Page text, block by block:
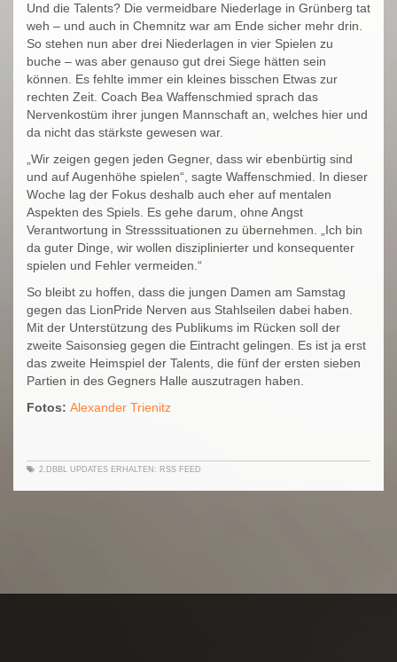
Und die Talents? Die vermeidbare Niederlage in Grünberg tat
weh – und auch in Chemnitz war am Ende sicher mehr drin.
So stehen nun aber drei Niederlagen in vier Spielen zu
buche – was aber genauso gut drei Siege hätten sein
können. Es fehlte immer ein kleines bisschen Etwas zur
rechten Zeit. Coach Bea Waffenschmied sprach das
Nervenkostüm ihrer jungen Mannschaft an, welches hier und
da nicht das stärkste gewesen war.
„Wir zeigen gegen jeden Gegner, dass wir ebenbürtig sind
und auf Augenhöhe spielen“, sagte Waffenschmied. In dieser
Woche lag der Fokus deshalb auch eher auf mentalen
Aspekten des Spiels. Es gehe darum, ohne Angst
Verantwortung in Stresssituationen zu übernehmen. „Ich bin
da guter Dinge, wir wollen disziplinierter und konsequenter
spielen und Fehler vermeiden.“
So bleibt zu hoffen, dass die jungen Damen am Samstag
gegen das LionPride Nerven aus Stahlseilen dabei haben.
Mit der Unterstützung des Publikums im Rücken soll der
zweite Saisonsieg gegen die Eintracht gelingen. Es ist ja erst
das zweite Heimspiel der Talents, die fünf der ersten sieben
Partien in des Gegners Halle auszutragen haben.
Fotos: Alexander Trienitz
2.DBBL UPDATES ERHALTEN: RSS FEED